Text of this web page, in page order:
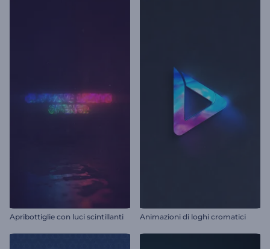
Apribottiglie con luci scintillanti Animazioni di loghi cromatici